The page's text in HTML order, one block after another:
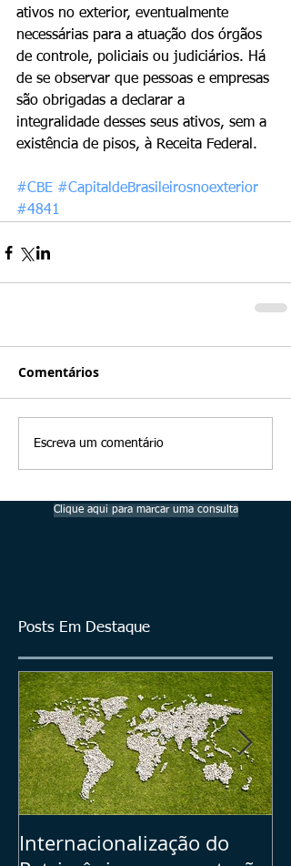
ativos no exterior, eventualmente
necessárias para a atuação dos órgãos
de controle, policiais ou judiciários. Há
de se observar que pessoas e empresas
são obrigadas a declarar a
integralidade desses seus ativos, sem a
existência de pisos, à Receita Federal.
#CBE #CapitaldeBrasileirosnoexterior
#4841
Comentários
Escreva um comentário
Clique aqui para marcar uma consulta
Posts Em Destaque
Internacionalização do